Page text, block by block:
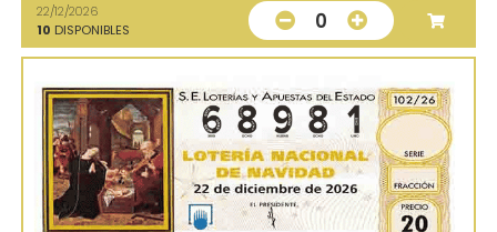
22/12/2026
10 DISPONIBLES 0